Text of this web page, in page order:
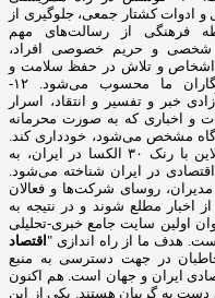
ادوات کشتار جمعی، جلوگیری از
فرهنگی از رسالت‌های مهم
به حیثیت شخصی و حریم خصوصی افراد،
اشخاص و تلاش در حفظ سلامت و
آرامش روانی جامعه از وظایف روزنامه‌نگاران ما محسوب می‌شود. ۱۲-
خبر و تفسیر و انتقاد، اسرار
و اخباری که به صورت محرمانه
مشخص می‌شود، خودداری کند.
اقتصاد آنلاین با رنک ۳۰ الکسا در ایران، به
در ایران شناخته می‌شود.
روسای شرکت‌ها و فعالان
اخبار مطلع شوند و در نتیجه به
اولین سایت جامع خبری-تحلیلی
اقتصاد
در جهت دسترسی به منبع
ایران و جهان است. هم اکنون
دست به گریبان هستند. یکی از این